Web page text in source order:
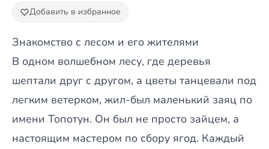
Добавить в избранное
Знакомство с лесом и его жителями
В одном волшебном лесу, где деревья
шептали друг с другом, а цветы танцевали под
легким ветерком, жил-был маленький заяц по
имени Топотун. Он был не просто зайцем, а
настоящим мастером по сбору ягод. Каждый